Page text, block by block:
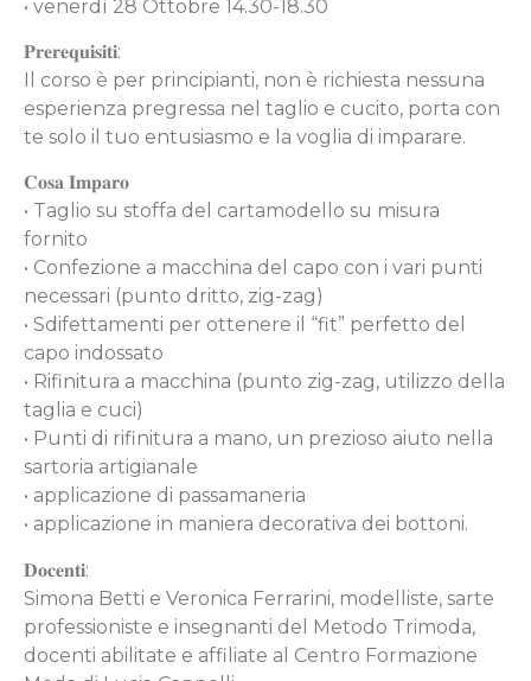
• venerdì 28 Ottobre 14.30-18.30
𝐏𝐫𝐞𝐫𝐞𝐪𝐮𝐢𝐬𝐢𝐭𝐢:
Il corso è per principianti, non è richiesta nessuna
esperienza pregressa nel taglio e cucito, porta con
te solo il tuo entusiasmo e la voglia di imparare.
𝐂𝐨𝐬𝐚 𝐈𝐦𝐩𝐚𝐫𝐨
• Taglio su stoffa del cartamodello su misura
fornito
• Confezione a macchina del capo con i vari punti
necessari (punto dritto, zig-zag)
• Sdifettamenti per ottenere il “fit” perfetto del
capo indossato
• Rifinitura a macchina (punto zig-zag, utilizzo della
taglia e cuci)
• Punti di rifinitura a mano, un prezioso aiuto nella
sartoria artigianale
• applicazione di passamaneria
• applicazione in maniera decorativa dei bottoni.
𝐃𝐨𝐜𝐞𝐧𝐭𝐢:
Simona Betti e Veronica Ferrarini, modelliste, sarte
professioniste e insegnanti del Metodo Trimoda,
docenti abilitate e affiliate al Centro Formazione